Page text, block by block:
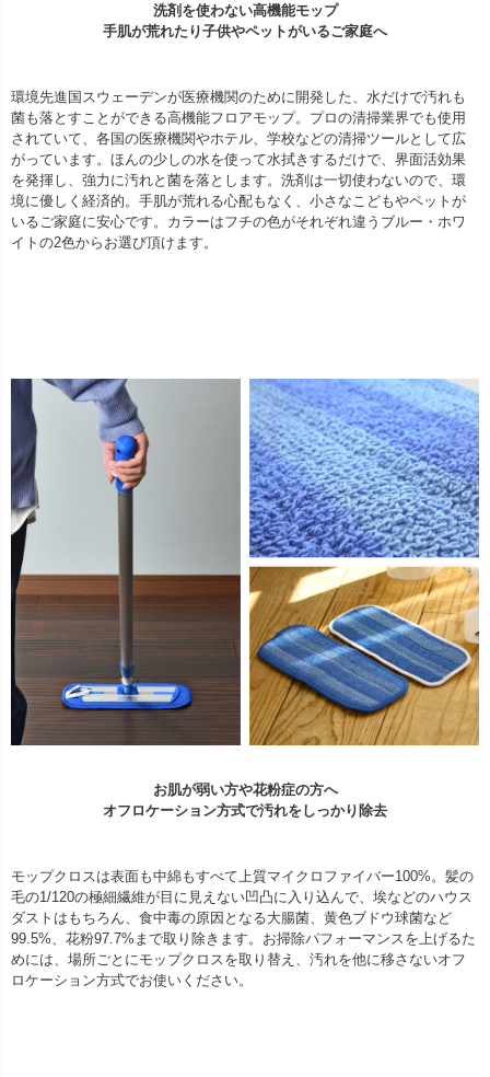
洗剤を使わない高機能モップ
手肌が荒れたり子供やペットがいるご家庭へ
環境先進国スウェーデンが医療機関のために開発した、水だけで汚れも
菌も落とすことができる高機能フロアモップ。プロの清掃業界でも使用
されていて、各国の医療機関やホテル、学校などの清掃ツールとして広
がっています。ほんの少しの水を使って水拭きするだけで、界面活効果
を発揮し、強力に汚れと菌を落とします。洗剤は一切使わないので、環
境に優しく経済的。手肌が荒れる心配もなく、小さなこどもやペットが
いるご家庭に安心です。カラーはフチの色がそれぞれ違うブルー・ホワ
イトの2色からお選び頂けます。
お肌が弱い方や花粉症の方へ
オフロケーション方式で汚れをしっかり除去
モップクロスは表面も中綿もすべて上質マイクロファイバー100%。髪の
毛の1/120の極細繊維が目に見えない凹凸に入り込んで、埃などのハウス
ダストはもちろん、食中毒の原因となる大腸菌、黄色ブドウ球菌など
99.5%、花粉97.7%まで取り除きます。お掃除パフォーマンスを上げるた
めには、場所ごとにモップクロスを取り替え、汚れを他に移さないオフ
ロケーション方式でお使いください。